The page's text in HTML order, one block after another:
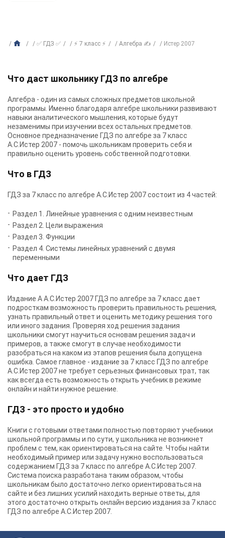
✅ ГДЗ ✅ ⚡ 7 класс ⚡ Алгебра ✍ Истер 2007
Что даст школьнику ГДЗ по алгебре
Алгебра - один из самых сложных предметов школьной
программы. Именно благодаря алгебре школьники развивают
навыки аналитического мышления, которые будут
незаменимы при изучении всех остальных предметов.
Основное предназначение ГДЗ по алгебре за 7 класс
А.С.Истер 2007 - помочь школьникам проверить себя и
правильно оценить уровень собственной подготовки.
Что в ГДЗ
ГДЗ за 7 класс по алгебре А.С.Истер 2007 состоит из 4 частей:
Раздел 1. Линейные уравнения с одним неизвестным
Раздел 2. Цели выражения
Раздел 3. Функции
Раздел 4. Системы линейных уравнений с двумя
переменными
Что дает ГДЗ
Издание А А.С.Истер 2007 ГДЗ по алгебре за 7 класс дает
подросткам возможность проверить правильность решения,
узнать правильный ответ и оценить методику решения того
или иного задания. Проверяя ход решения задания
школьники смогут научиться основам решения задач и
примеров, а также смогут в случае необходимости
разобраться на каком из этапов решения была допущена
ошибка. Самое главное - издание за 7 класс ГДЗ по алгебре
А.С.Истер 2007 не требует серьезных финансовых трат, так
как всегда есть возможность открыть учебник в режиме
онлайн и найти нужное решение.
ГДЗ - это просто и удобно
Книги с готовыми ответами полностью повторяют учебники
школьной программы и по сути, у школьника не возникнет
проблем с тем, как ориентироваться на сайте. Чтобы найти
необходимый пример или задачу нужно воспользоваться
содержанием ГДЗ за 7 класс по алгебре А.С.Истер 2007.
Система поиска разработана таким образом, чтобы
школьникам было достаточно легко ориентироваться на
сайте и без лишних усилий находить верные ответы, для
этого достаточно открыть онлайн версию издания за 7 класс
ГДЗ по алгебре А.С.Истер 2007.